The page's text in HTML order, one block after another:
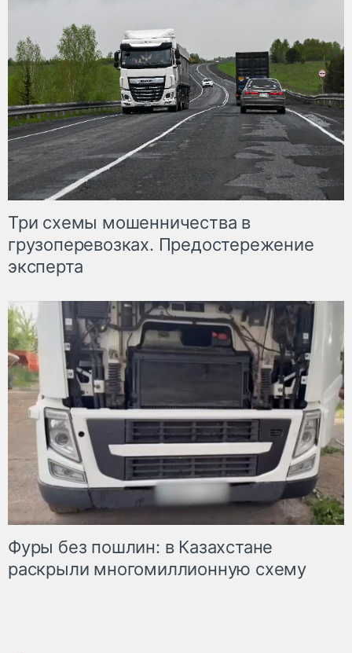
Три схемы мошенничества в
грузоперевозках. Предостережение
эксперта
Фуры без пошлин: в Казахстане
раскрыли многомиллионную схему